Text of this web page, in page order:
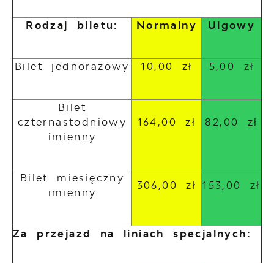
Rodzaj biletu: Normalny Ulgowy
Bilet jednorazowy 10,00 zł 5,00 zł
Bilet
czternastodniowy
imienny
164,00 zł 82,00 zł
Bilet miesięczny
imienny
306,00 zł 153,00 zł
Za przejazd na liniach specjalnych: